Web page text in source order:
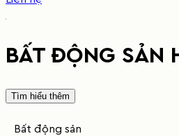
BẤT ĐỘNG SẢN
Tìm hiểu thêm
Bất động sản